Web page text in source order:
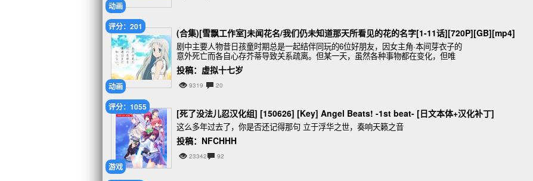
动画
动画
评分：201
(合集)[雪飘工作室]未闻花名/我们仍未知道那天所看见的花的名字[1-11话][720P][GB][mp4]
剧中主要人物昔日孩童时期总是一起结伴同玩的6位好朋友，因女主角·本间芽衣子的
意外死亡而各自心存芥蒂导致关系疏离。但某一天，虽然各种事物都在变化，但唯
独她不变的芽衣子却突然出现在已像隐蔽青
投稿：虚拟十七岁
9319 20
游戏
评分：1055
[死了没法儿忍汉化组] [150626] [Key] Angel Beats! -1st beat- [日文本体+汉化补丁]
这么多年过去了，你是否还记得那句 立于浮华之世，奏响天籁之音
投稿：NFCHHH
23342 92